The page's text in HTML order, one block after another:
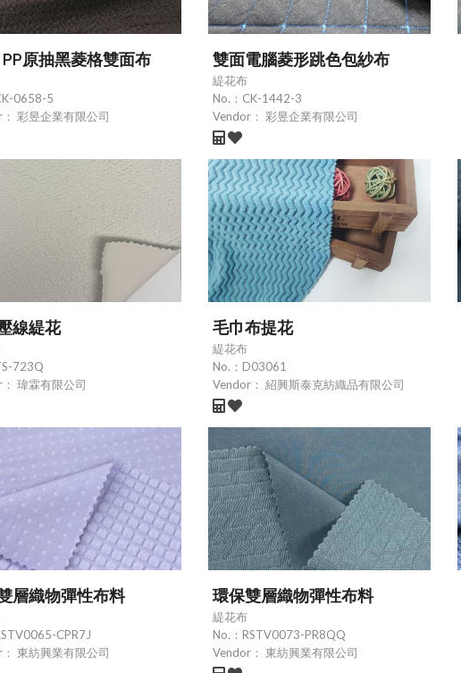
原抽黑菱格雙面布
0658-5
彩昱企業有限公司
雙面電腦菱形跳色包紗布
緹花布
No.： CK-1442-3
Vendor： 彩昱企業有限公司
線緹花
723Q
瑋霖有限公司
毛巾布提花
緹花布
No.： D03061
Vendor： 紹興斯泰克紡織品有限公司
層織物彈性布料
CPR7J
東紡興業有限公司
環保雙層織物彈性布料
緹花布
No.： RSTV0073-PR8QQ
Vendor： 東紡興業有限公司